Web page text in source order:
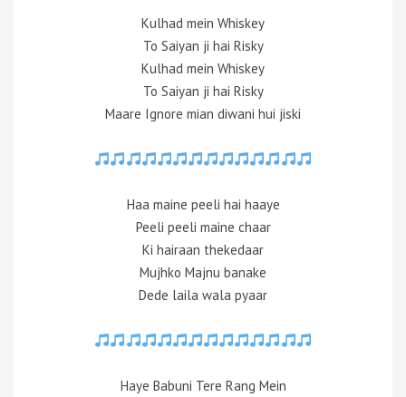
Kulhad mein Whiskey
To Saiyan ji hai Risky
Kulhad mein Whiskey
To Saiyan ji hai Risky
Maare Ignore mian diwani hui jiski
Haa maine peeli hai haaye
Peeli peeli maine chaar
Ki hairaan thekedaar
Mujhko Majnu banake
Dede laila wala pyaar
Haye Babuni Tere Rang Mein